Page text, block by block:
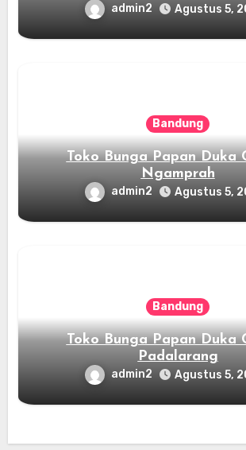
admin2 Agustus 5,
Bandung
Toko Bunga Papan Duka
Ngamprah
admin2 Agustus 5,
Bandung
Toko Bunga Papan Duka
Padalarang
admin2 Agustus 5,